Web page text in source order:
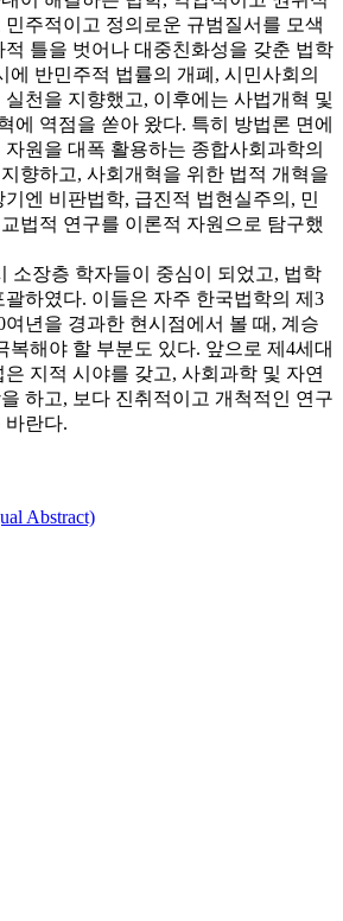
주적이고 정의로운 규범질서를 모색
틀을 벗어나 대중친화성을 갖춘 법학
에 반민주적 법률의 개폐, 시민사회의
천을 지향했고, 이후에는 사법개혁 및
에 역점을 쏟아 왔다. 특히 방법론 면에
원을 대폭 활용하는 종합사회과학의
향하고, 사회개혁을 위한 법적 개혁을
엔 비판법학, 급진적 법현실주의, 민
법적 연구를 이론적 자원으로 탐구했
소장층 학자들이 중심이 되었고, 법학
하였다. 이들은 자주 한국법학의 제3
년을 경과한 현시점에서 볼 때, 계승
복해야 할 부분도 있다. 앞으로 제4세대
지적 시야를 갖고, 사회과학 및 자연
하고, 보다 진취적이고 개척적인 연구
바란다.
Abstract)